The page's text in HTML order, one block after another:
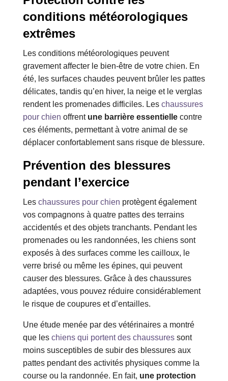
conditions météorologiques
extrêmes
Les conditions météorologiques peuvent
gravement affecter le bien-être de votre chien. En
été, les surfaces chaudes peuvent brûler les pattes
délicates, tandis qu’en hiver, la neige et le verglas
rendent les promenades difficiles. Les chaussures
pour chien offrent une barrière essentiellecontre
ces éléments, permettant à votre animal de se
déplacer confortablement sans risque de blessure.
Prévention des blessures
pendant l’exercice
Les chaussures pour chien protègent également
vos compagnons à quatre pattes des terrains
accidentés et des objets tranchants. Pendant les
promenades ou les randonnées, les chiens sont
exposés à des surfaces comme les cailloux, le
verre brisé ou même les épines, qui peuvent
causer des blessures. Grâce à des chaussures
adaptées, vous pouvez réduire considérablement
le risque de coupures et d’entailles.
Une étude menée par des vétérinaires a montré
que les chiens qui portent des chaussuressont
moins susceptibles de subir des blessures aux
pattes pendant des activités physiques comme la
course ou la randonnée. En fait, une protection